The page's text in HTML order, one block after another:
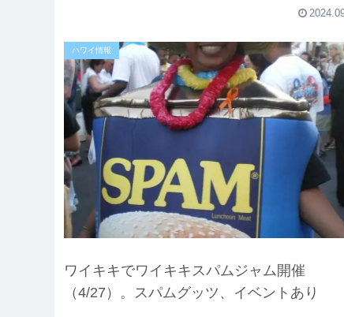
ハワイ情報
ワイキキでワイキキスパムジャム開催
（4/27）。スパムグッツ、イベントあり